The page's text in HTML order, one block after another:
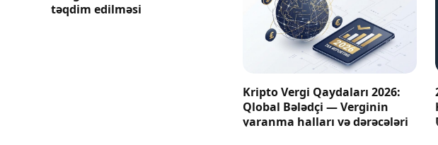
təqdim edilməsi
Kripto Vergi Qaydaları 2026:
Qlobal Bələdçi — Verginin
yaranma halları və dərəcələri